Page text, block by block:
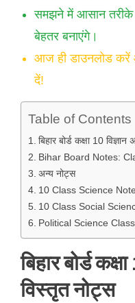
समझने में आसान तरीके
बेहतर बनाएंगे।
आज ही डाउनलोड करें
दें!
Table of Contents
बिहार बोर्ड कक्षा 10
Bihar Board Notes:
अन्य नोट्स
10 Class Science
10 Class Social
Political Science
बिहार बोर्ड
विस्तृत नोट्स